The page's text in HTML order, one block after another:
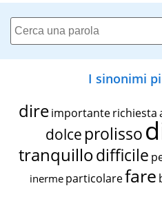
I sinonimi
dire importante richiesta
dolce prolisso
tranquillodifficile
inerme particolarefare